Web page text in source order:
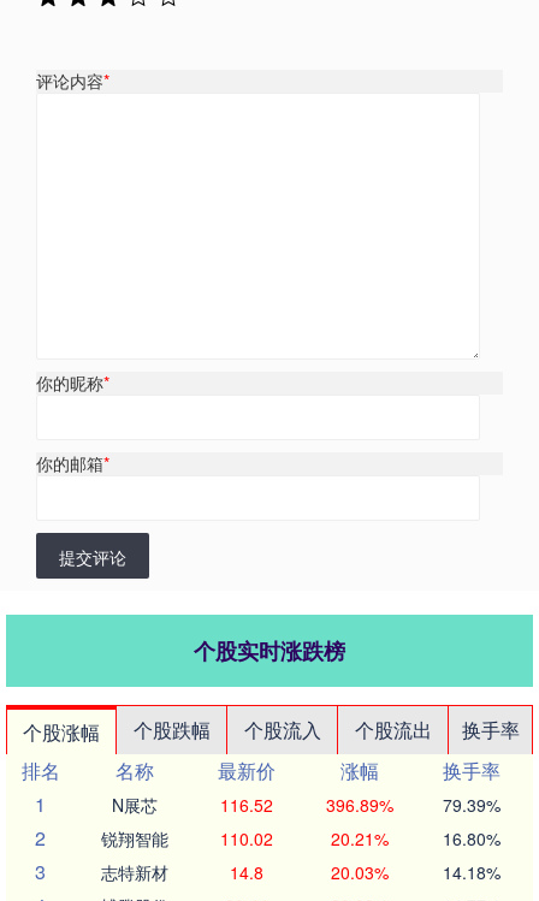
评论内容*
你的昵称*
你的邮箱*
提交评论
个股实时涨跌榜
个股涨幅 个股跌幅 个股流入 个股流出
换手率
排名
名称 最新价 涨幅
换手率
1
N展芯 116.52 396.89% 79.39%
2 锐翔智能 110.02 20.21% 16.80%
3 志特新材 14.8 20.03% 14.18%